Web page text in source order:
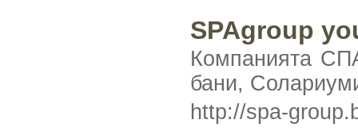
SPAgroup
Компанията
бани,
http://spa-